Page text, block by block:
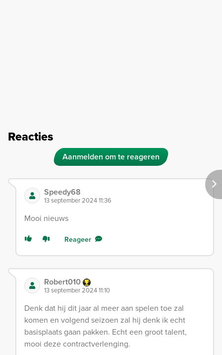
Reacties
Aanmelden om te reageren
Speedy68
13 september 2024 11:36
Mooi nieuws
Reageer
Robert010
13 september 2024 11:10
Denk dat hij dit jaar al meer aan spelen toe zal
komen en volgend seizoen zal hij denk ik echt
basisplaats gaan pakken. Echt een groot talent,
mooi deze contractverlenging.